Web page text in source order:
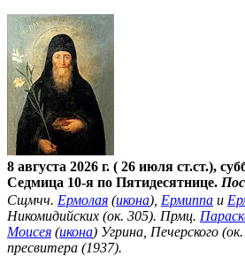
8 августа 2026 г. ( 26 июля ст.ст.),
Седмица 10-я по Пятидесятнице.
Сщмчч. Ермолая (икона), Ермиппа и
Никомидийских (ок. 305). Прмц.
Моисея (икона) Угрина, Печерского
пресвитера (1937).